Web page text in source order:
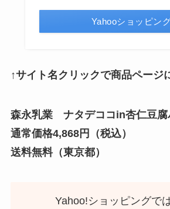
Yahooショッピン
↑サイト名クリックで商品ページ
森永乳業 ナタデココin杏仁豆腐
通常価格4,868円（税込）
送料無料（東京都）
Yahoo!ショッピングで